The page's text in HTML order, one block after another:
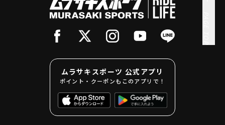
ムラサキスポーツ 公式アプリ
ポイント・クーポンもこのアプリで！